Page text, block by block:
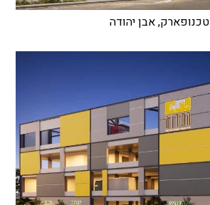
טכנופארק, אבן יהודה